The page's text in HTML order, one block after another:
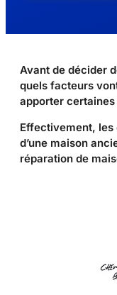
Avant de décider
quels facteurs
apporter
Effectivement, les
d’une maison
réparation de